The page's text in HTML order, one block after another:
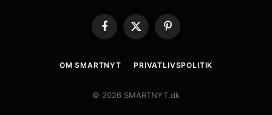
Facebook
X
(Twitter)
Pinterest
OM SMARTNYT PRIVATLIVSPOLITIK
© 2026 SMARTNYT.dk